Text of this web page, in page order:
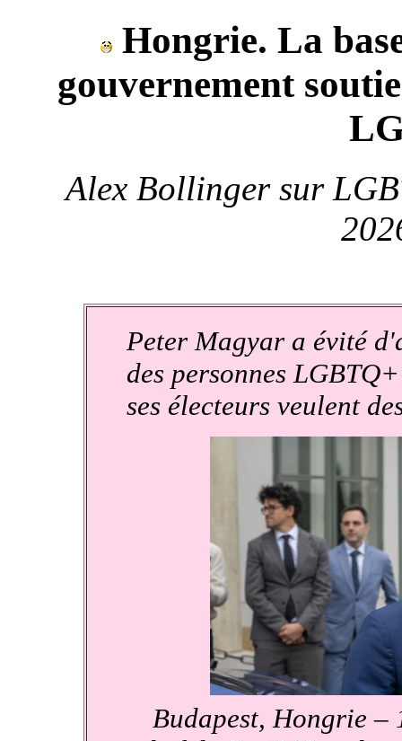
Hongrie. La
gouvernement
Alex Bollinger sur
Peter Magyar a évité
des personnes
ses électeurs veulent
Budapest, Hongrie